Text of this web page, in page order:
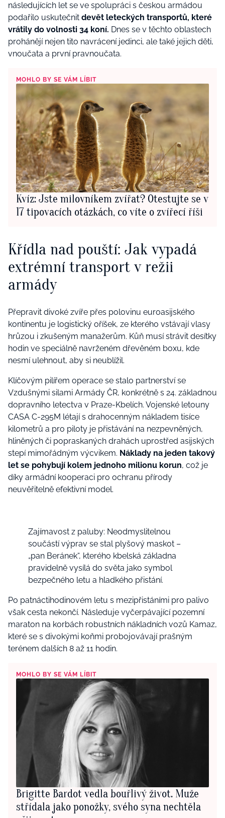
následujících let se ve spolupráci s českou armádou
podařilo uskutečnit devět leteckých transportů, které
vrátily do volnosti 34 koní. Dnes se v těchto oblastech
prohánějí nejen tito navrácení jedinci, ale také jejich děti,
vnoučata a první pravnoučata.
MOHLO BY SE VÁM LÍBIT
Kvíz: Jste milovníkem zvířat? Otestujte se v
17 tipovacích otázkách, co víte o zvířecí říši
Křídla nad pouští: Jak vypadá
extrémní transport v režii
armády
Přepravit divoké zvíře přes polovinu euroasijského
kontinentu je logistický oříšek, ze kterého vstávají vlasy
hrůzou i zkušeným manažerům. Kůň musí strávit desítky
hodin ve speciálně navrženém dřevěném boxu, kde
nesmí ulehnout, aby si neublížil.
Klíčovým pilířem operace se stalo partnerství se
Vzdušnými silami Armády ČR, konkrétně s 24. základnou
dopravního letectva v Praze-Kbelích. Vojenské letouny
CASA C-295M létají s drahocenným nákladem tisíce
kilometrů a pro piloty je přistávání na nezpevněných,
hliněných či popraskaných drahách uprostřed asijských
stepí mimořádným výcvikem. Náklady na jeden takový
let se pohybují kolem jednoho milionu korun, což je
díky armádní kooperaci pro ochranu přírody
neuvěřitelně efektivní model.
Zajímavost z paluby: Neodmyslitelnou
součástí výprav se stal plyšový maskot –
„pan Beránek“, kterého kbelská základna
pravidelně vysílá do světa jako symbol
bezpečného letu a hladkého přistání.
Po patnáctihodinovém letu s mezipřistáními pro palivo
však cesta nekončí. Následuje vyčerpávající pozemní
maraton na korbách robustních nákladních vozů Kamaz,
které se s divokými koňmi probojovávají prašným
terénem dalších 8 až 11 hodin.
MOHLO BY SE VÁM LÍBIT
Brigitte Bardot vedla bouřlivý život. Muže
střídala jako ponožky, svého syna nechtěla